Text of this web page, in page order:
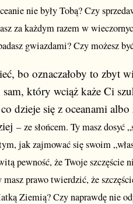
nie były Tobą? Czy
za każdym razem w
gwiazdami? Czy możesz
bo oznaczałoby to zbyt
który wciąż każe Ci
dzieje się z oceanami
–ze słońcem. Ty masz dosyć
jak zajmować się swoim
pewność, że Twoje szczęście
masz prawo twierdzić, że
Ziemią? Czy naprawdę nie